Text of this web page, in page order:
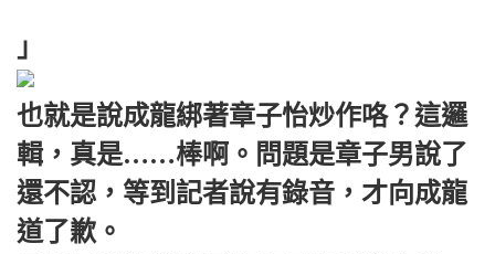
」
也就是說成龍綁著章子怡炒作咯？這邏
輯，真是……棒啊。問題是章子男說了
還不認，等到記者說有錄音，才向成龍
道了歉。